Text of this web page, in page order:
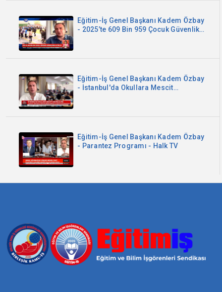
Eğitim-İş Genel Başkanı Kadem Özbay
- 2025’te 609 Bin 959 Çocuk Güvenlik
Eğitim-İş Genel Başkanı Kadem Özbay
- İstanbul'da Okullara Mescit
Eğitim-İş Genel Başkanı Kadem Özbay
- Parantez Programı - Halk TV